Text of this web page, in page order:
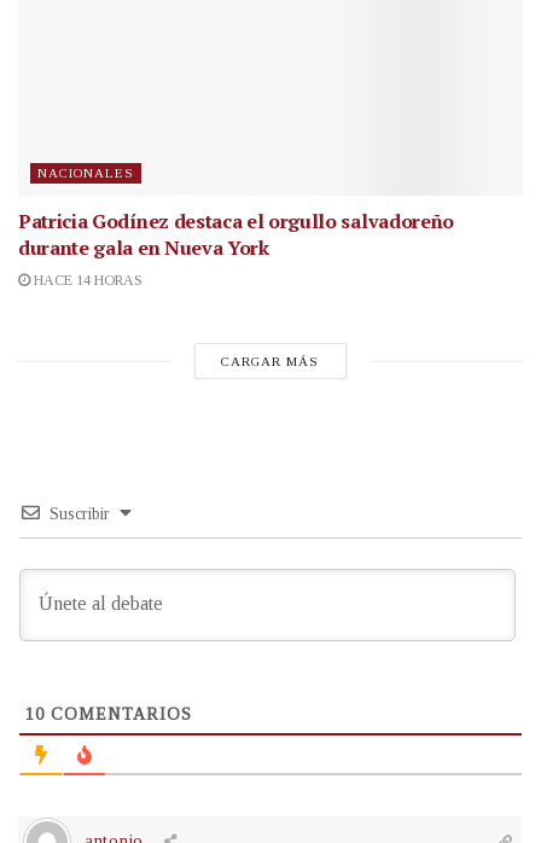
NACIONALES
Patricia Godínez destaca el orgullo salvadoreño
durante gala en Nueva York
HACE 14 HORAS
CARGAR MÁS
Suscribir
10 COMENTARIOS